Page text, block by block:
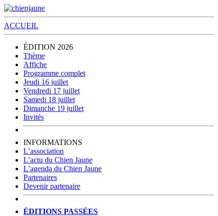
ACCUEIL
ÉDITION 2026
Thème
Affiche
Programme complet
Jeudi 16 juillet
Vendredi 17 juillet
Samedi 18 juillet
Dimanche 19 juillet
Invités
INFORMATIONS
L’association
L’actu du Chien Jaune
L’agenda du Chien Jaune
Partenaires
Devenir partenaire
ÉDITIONS PASSÉES